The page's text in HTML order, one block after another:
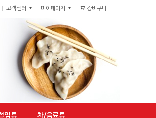
고객센터 마이페이지 장바구니
임류 차/음료류